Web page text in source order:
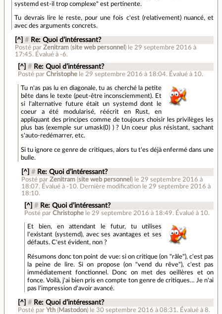
systemd est-il trop complexe" est pertinente.
Tu devrais lire le reste, pour une fois c'est (relativement) nuancé, et
avec des arguments concrets.
[^] # Re: Quoi d’intéressant?
Posté par Zenitram(site web personnel ) le 29 septembre 2016 à
17:45. Évalué à -6.
[^] # Re: Quoi d’intéressant?
Posté parChristophe le 29 septembre 2016 à 18:04. Évalué à 10.
Tu n'as pas lu en diagonale, tu as cherché la petite
bête dans le texte (peut-être inconsciemment). Et
si l'alternative future était un systemd dont le
coeur a été modularisé, réécrit en Rust, en
appliquant des principes comme de toujours choisir les privilèges les
plus bas (exemple sur umask(0) ) ? Un coeur plus résistant, sachant
s'auto-redémarrer, etc.
Si tu ignore ce genre de critiques, alors tu t'es déjà enfermé dans une
bulle.
[^] # Re: Quoi d’intéressant?
Posté par Zenitram(site web personnel ) le 29 septembre 2016 à
18:07. Évalué à -10. Dernière modification le 29 septembre 2016 à
18:10.
[^] # Re: Quoi d’intéressant?
Posté par Christophe le 29 septembre 2016 à 18:49. Évalué à 10.
Et bien, en attendant le futur, tu utilises
l'existant (systemd), avec ses avantages et ses
défauts. C'est évident, non ?
Résumons donc ton point de vue: si on critique (on "râle"), c'est pas
la peine de lire. Si on propose (on "vend du rêve"), c'est pas
immédiatement fonctionnel. Donc on met des oeillères et on
fonce. Voilà, j'ai bien pris en compte ton genre de critiques… Je n'ai
pas l'impression d'avoir avancé.
[^] # Re: Quoi d’intéressant?
Posté parYth ( Mastodon) le 30 septembre 2016 à 08:31 . Évalué à8.